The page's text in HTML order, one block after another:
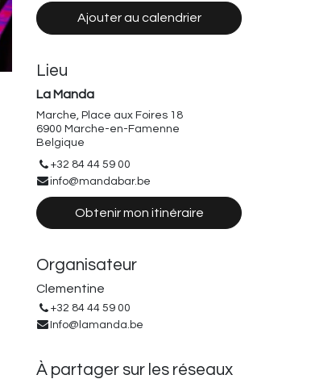
Ajouter au calendrier
Lieu
La Manda
Marche, Place aux Foires 18
6900 Marche-en-Famenne
Belgique
+32 84 44 59 00
info@mandabar.be
Obtenir mon itinéraire
Organisateur
Clementine
+32 84 44 59 00
Info@lamanda.be
À partager sur les réseaux